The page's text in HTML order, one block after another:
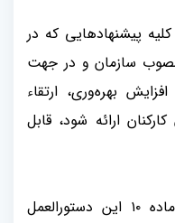
پیشنهادهایی که در
سازمان و در جهت
بهره‌وری، ارتقاء
ارائه شود، قابل
۱۰ این دستورالعمل